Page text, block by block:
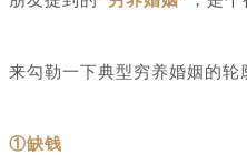
来勾勒一下典型穷养婚姻的轮
①缺钱